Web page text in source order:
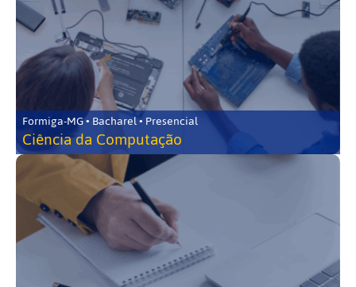
Formiga-MG • Bacharel • Presencial
Ciência da Computação